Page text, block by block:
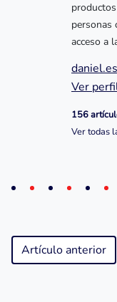
personas
acceso a
Ver
156
Ver todas
Artículo anterior